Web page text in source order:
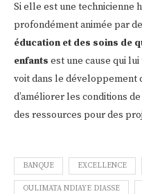
Si elle est une technicienne
profondément animée par
éducation et des soins de
enfants est une cause qui
voit dans le développement
d’améliorer les conditions
des ressources pour des
BANQUE EXCELLENCE
OULIMATA NDIAYE DIASSE